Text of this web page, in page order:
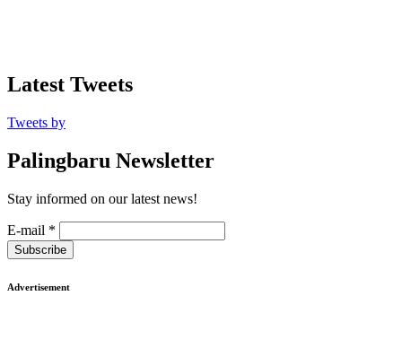
Latest Tweets
Tweets by
Palingbaru Newsletter
Stay informed on our latest news!
E-mail *
Subscribe
Advertisement